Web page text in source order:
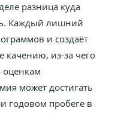
разница куда
Каждый лишний
и создаёт
качению, из-за чего
оценкам
может достигать
годовом пробеге в